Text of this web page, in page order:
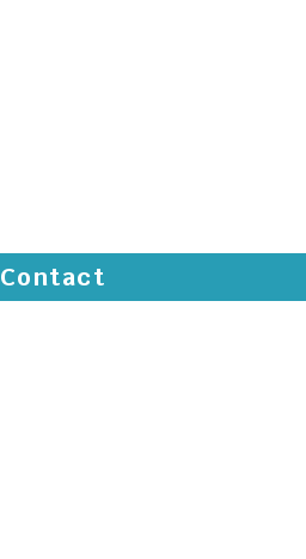
Contact